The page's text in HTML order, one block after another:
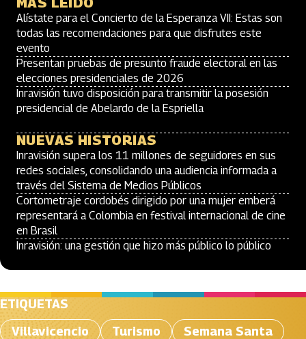
Alístate para el Concierto de la Esperanza VII: Estas son
todas las recomendaciones para que disfrutes este
evento
Presentan pruebas de presunto fraude electoral en las
elecciones presidenciales de 2026
Inravisión tuvo disposición para transmitir la posesión
presidencial de Abelardo de la Espriella
NUEVAS HISTORIAS
Inravisión supera los 11 millones de seguidores en sus
redes sociales, consolidando una audiencia informada a
través del Sistema de Medios Públicos
Cortometraje cordobés dirigido por una mujer emberá
representará a Colombia en festival internacional de cine
en Brasil
Inravisión: una gestión que hizo más público lo público
ETIQUETAS
Villavicencio
Turismo
Semana Santa